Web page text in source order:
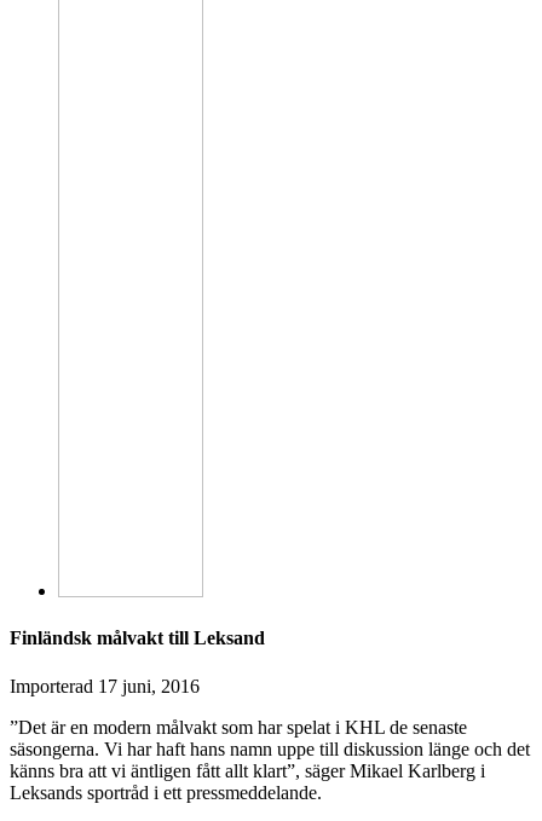
Finländsk målvakt till Leksand
Importerad 17 juni, 2016
”Det är en modern målvakt som har spelat i KHL de senaste
säsongerna. Vi har haft hans namn uppe till diskussion länge och det
känns bra att vi äntligen fått allt klart”, säger Mikael Karlberg i
Leksands sportråd i ett pressmeddelande.